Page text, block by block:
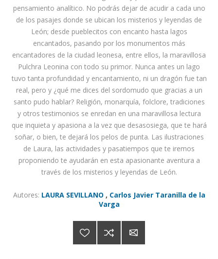
pensamiento analítico. No podrás dejar de acudir a cada uno
de los pasajes donde se ubican los misterios y leyendas de
León; desde pueblecitos con encanto hasta lagos
encantados, pasando por los monumentos más
encantadores de la ciudad leonesa, entre ellos, la maravillosa
Pulchra Leonina con todo su primor. Nunca antes un lago
tuvo tanta profundidad y encantamiento, ni un dragón fue tan
real, pero y ¿qué me dices del sordomudo que gracias a un
santo pudo hablar? Religión, monarquía, folclore, tradiciones
y otros testimonios se enredan en una maravillosa lectura
que inquieta y apasiona a la vez que desasosiega, que te hará
soñar, o bien, te dejará los pelos de punta. Las ilustraciones
de Laura, las actividades y pasatiempos que te iremos
proponiendo te ayudarán en esta apasionante aventura a
través de los misterios y leyendas de León.
Autores: LAURA SEVILLANO , Carlos Javier Taranilla de la
Varga